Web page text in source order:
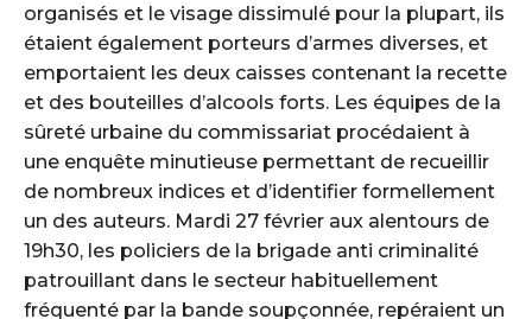
organisés et le visage dissimulé pour la plupart, ils
étaient également porteurs d’armes diverses, et
emportaient les deux caisses contenant la recette
et des bouteilles d’alcools forts. Les équipes de la
sûreté urbaine du commissariat procédaient à
une enquête minutieuse permettant de recueillir
de nombreux indices et d’identifier formellement
un des auteurs. Mardi 27 février aux alentours de
19h30, les policiers de la brigade anti criminalité
patrouillant dans le secteur habituellement
fréquenté par la bande soupçonnée, repéraient un